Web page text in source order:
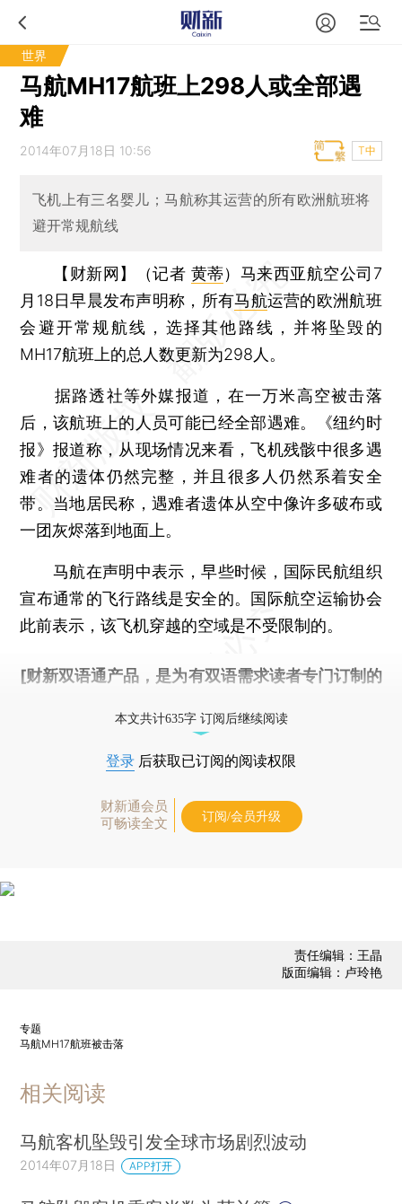
世界
马航MH17航班上298人或全部遇
难
2014年07月18日 10:56 T中
飞机上有三名婴儿；马航称其运营的所有欧洲航班将
避开常规航线
【财新网】（记者 黄蒂） 马来西亚航空公司7
月18日早晨发布声明称，所有马航运营的欧洲航班
会避开常规航线，选择其他路线，并将坠毁的
MH17航班上的总人数更新为298人。
据路透社等外媒报道，在一万米高空被击落
后，该航班上的人员可能已经全部遇难。《纽约时
报》报道称，从现场情况来看，飞机残骸中很多遇
难者的遗体仍然完整，并且很多人仍然系着安全
带。当地居民称，遇难者遗体从空中像许多破布或
一团灰烬落到地面上。
马航在声明中表示，早些时候，国际民航组织
宣布通常的飞行路线是安全的。国际航空运输协会
此前表示，该飞机穿越的空域是不受限制的。
[财新双语通产品，是为有双语需求读者专门订制的
本文共计635字 订阅后继续阅读
登录 后获取已订阅的阅读权限
财新通会员
可畅读全文
订阅/会员升级
责任编辑：王晶
版面编辑：卢玲艳
专题
马航MH17航班被击落
相关阅读
马航客机坠毁引发全球市场剧烈波动
2014年07月18日 APP打开